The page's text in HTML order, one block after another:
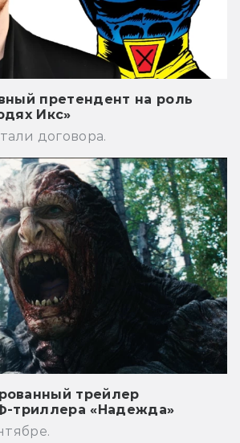
претендент на роль
Икс»
договора.
трейлер
триллера «Надежда»